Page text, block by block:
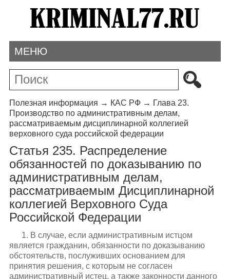
МЕНЮ
Полезная информация → КАС РФ→ Глава 23.
Производство по административным делам,
рассматриваемым дисциплинарной коллегией
верховного суда российской федерации
Статья 235. Распределение
обязанностей по доказыванию по
административным делам,
рассматриваемым Дисциплинарной
коллегией Верховного Суда
Российской Федерации
1. В случае, если административным истцом
является гражданин, обязанности по доказыванию
обстоятельств, послуживших основанием для
принятия решения, с которым не согласен
административный истец, а также законности данного